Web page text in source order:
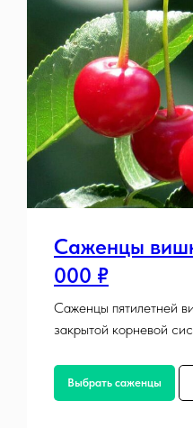
Саженцы
000 ₽
Саженцы пятилетней
закрытой корневой
Выбрать саженцы